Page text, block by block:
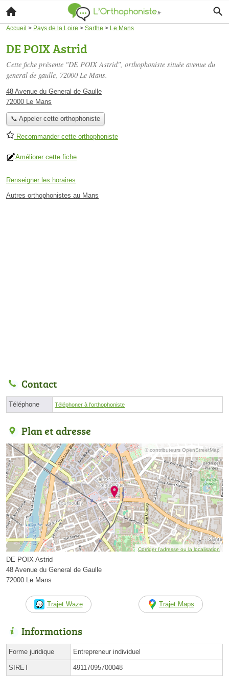
Accueil > Pays de la Loire > Sarthe > Le Mans
DE POIX Astrid
Cette fiche présente "DE POIX Astrid", orthophoniste située avenue du
general de gaulle, 72000 Le Mans.
48 Avenue du General de Gaulle
72000 Le Mans
📞 Appeler cette orthophoniste
Recommander cette orthophoniste
Améliorer cette fiche
Renseigner les horaires
Autres orthophonistes au Mans
Contact
Téléphone Téléphoner à l'orthophoniste
Plan et adresse
© contributeurs OpenStreetMap
Corriger l’adresse ou la localisation
DE POIX Astrid
48 Avenue du General de Gaulle
72000 Le Mans
Trajet Waze Trajet Maps
Informations
Forme juridique Entrepreneur individuel
SIRET 49117095700048